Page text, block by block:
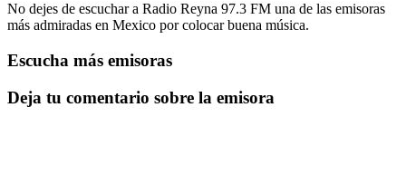
No dejes de escuchar a Radio Reyna 97.3 FM una de las emisoras
más admiradas en Mexico por colocar buena música.
Escucha más emisoras
Deja tu comentario sobre la emisora